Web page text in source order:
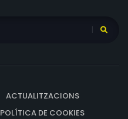
ACTUALITZACIONS
POLÍTICA DE COOKIES